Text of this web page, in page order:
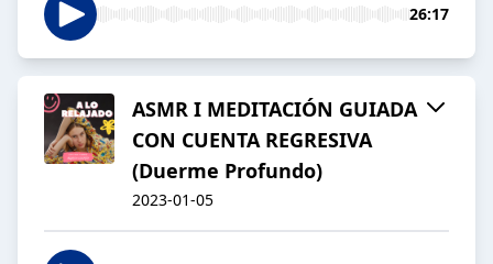
26:17
ASMR I MEDITACIÓN GUIADA
CON CUENTA REGRESIVA
(Duerme Profundo)
2023-01-05